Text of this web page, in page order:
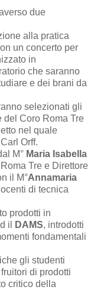
due
alla pratica
un concerto per
in
che saranno
e dei brani da
selezionati gli
del Coro Roma Tre
nel quale
Orff.
M° Maria Isabella
Tre e Direttore
il M°Annamaria
di tecnica
prodotti in
il DAMS, introdotti
fondamentali
gli studenti
di prodotti
critico della